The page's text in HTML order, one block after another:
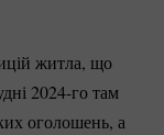
житла, що
2024-готам
оголошень, а